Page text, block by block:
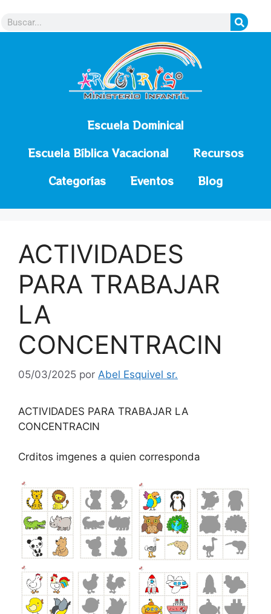
Escuela Dominical
Escuela Bíblica Vacacional
Recursos
Categorías
Eventos Blog
ACTIVIDADES
PARA TRABAJAR
LA
CONCENTRACIN
05/03/2025 por Abel Esquivel sr.
ACTIVIDADES PARA TRABAJAR LA
CONCENTRACIN
Crditos imgenes a quien corresponda